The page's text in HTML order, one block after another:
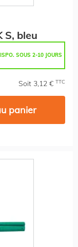
S, bleu
SOUS 2-10 JOURS
Soit 3,12 € TTC
panier